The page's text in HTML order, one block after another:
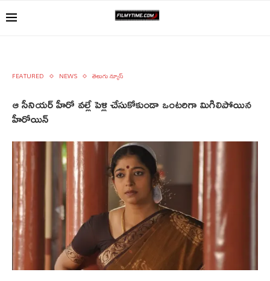
FEATURED NEWS తెలుగు న్యూస్
ఆ సీనియర్ హీరో వల్లే పెళ్లి చేసుకోకుండా ఒంటరిగా మిగిలిపోయిన
హీరోయిన్